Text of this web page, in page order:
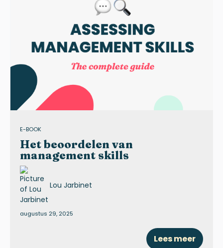
E-BOOK
Het beoordelen van
management skills
Lou Jarbinet
augustus 29, 2025
Lees meer